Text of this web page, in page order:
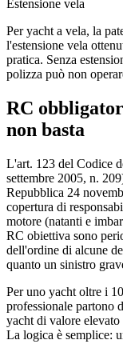
Estensione vela
Per yacht a vela, la
l'estensione vela
pratica. Senza
polizza può non
RC
non basta
L'art. 123 del Codice
settembre 2005, n.
Repubblica 24
copertura di
motore (natanti e
RC obiettiva sono
dell'ordine di alcune
quanto un sinistro
Per uno yacht oltre i
professionale partono
yacht di valore
La logica è semplice: